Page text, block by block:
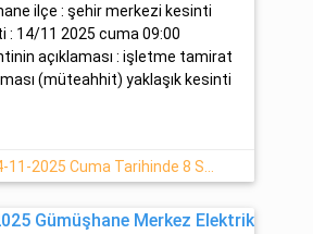
ilçe : şehir merkezi kesinti
: 14/11 2025 cuma 09:00
açıklaması : işletme tamirat
(müteahhit) yaklaşık kesinti
Gümüşhane Merkez Elektrik